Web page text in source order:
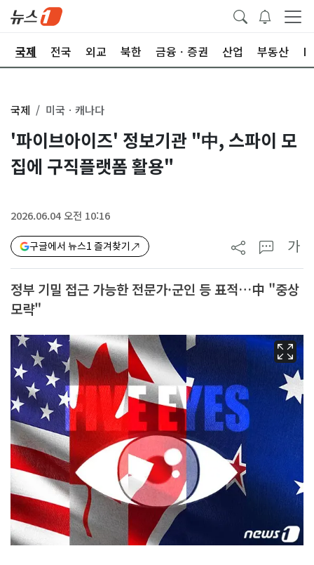
국제 전국 외교 북한 금융ㆍ증권 산업 부동산
국제 미국ㆍ캐나다
'파이브아이즈' 정보기관 "中, 스파이 모
집에 구직플랫폼 활용"
2026.06.04 오전 10:16
구글에서 뉴스1 즐겨찾기 가
정부 기밀 접근 가능한 전문가·군인 등 표적…中 "중상
모략"